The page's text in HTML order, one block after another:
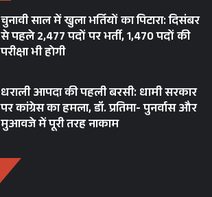
चुनावी साल में खुला भर्तियों का पिटारा: दिसंबर
से पहले 2,477 पदों पर भर्ती, 1,470 पदों की
परीक्षा भी होगी
धराली आपदा की पहली बरसी: धामी सरकार
पर कांग्रेस का हमला, डॉ. प्रतिमा- पुनर्वास और
मुआवजे में पूरी तरह नाकाम